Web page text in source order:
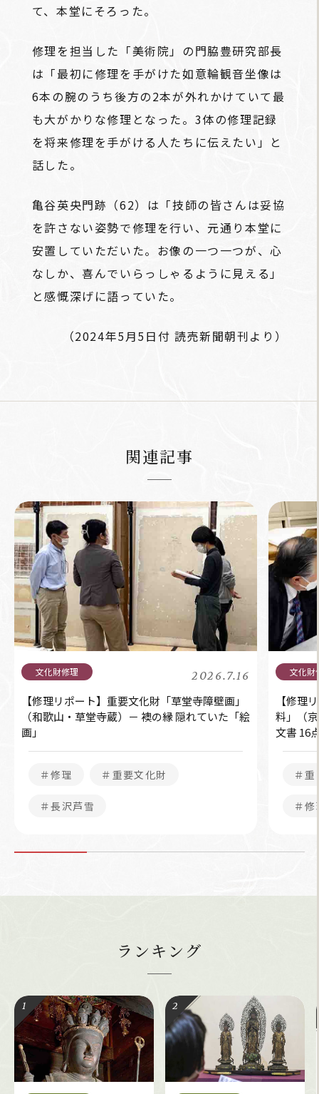
て、本堂にそろった。
修理を担当した「美術院」の門脇豊研究部長
は「最初に修理を手がけた如意輪観音坐像は
6本の腕のうち後方の2本が外れかけていて最
も大がかりな修理となった。3体の修理記録
を将来修理を手がける人たちに伝えたい」と
話した。
亀谷英央門跡（62）は「技師の皆さんは妥協
を許さない姿勢で修理を行い、元通り本堂に
安置していただいた。お像の一つ一つが、心
なしか、喜んでいらっしゃるように見える」
と感慨深げに語っていた。
（2024年5月5日付 読売新聞朝刊より）
関連記事
2026.7.16
【修理リポート】重要文化財「草堂寺障壁画」
（和歌山・草堂寺蔵）－ 襖の縁 隠れていた「絵
画」
＃修理 ＃重要文化財
＃長沢芦雪
【修理
料」（
文書 16
＃
＃修
ランキング